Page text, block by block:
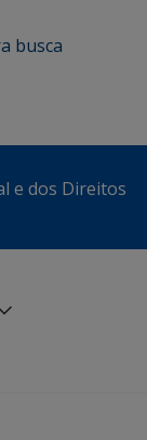
busca
e dos Direitos